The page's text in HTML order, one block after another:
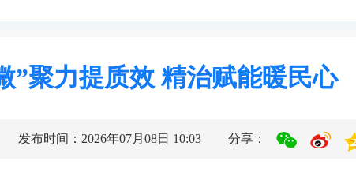
”聚力提质效 精治赋能暖民心
发布时间：2026年07月08日 10:03 分享：